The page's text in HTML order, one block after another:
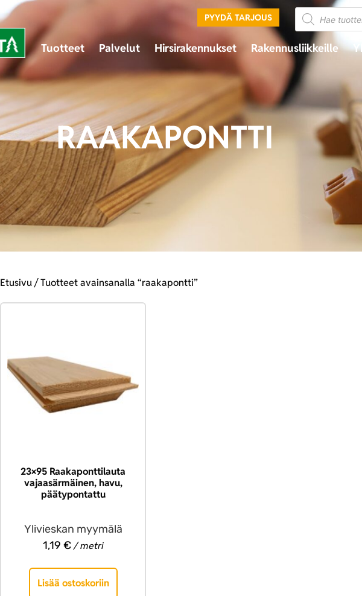
PYYDÄ TARJOUS
Tuotteet Palvelut Hirsirakennukset Rakennusliikkeille
RAAKAPONTTI
Etusivu/ Tuotteet avainsanalla “raakapontti”
23×95 Raakaponttilauta
vajaasärmäinen, havu,
päätypontattu
Ylivieskan myymälä
1,19 €/ metri
Lisää ostoskoriin